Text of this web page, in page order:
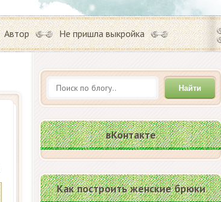
Автор Не пришла выкройка
Найти
вКонтакте
Как построить женские брюки